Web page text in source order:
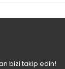
bizi takip edin!